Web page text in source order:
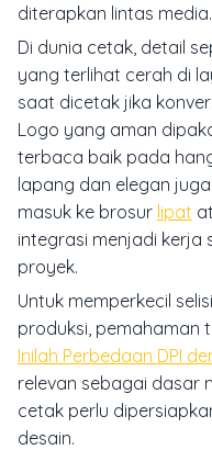
diterapkan lintas media.
Di dunia cetak, detail
yang terlihat cerah di
saat dicetak jika
Logo yang aman
terbaca baik pada
lapang dan elegan
masuk ke brosur lipat
integrasi menjadi kerja
proyek.
Untuk memperkecil
produksi, pemahaman
Inilah Perbedaan DPI
relevan sebagai dasar
cetak perlu
desain.